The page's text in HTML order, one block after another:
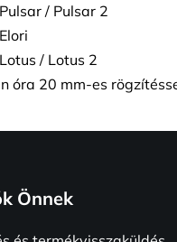
/ Pulsar 2
/ Lotus 2
óra 20 mm-es
Önnek